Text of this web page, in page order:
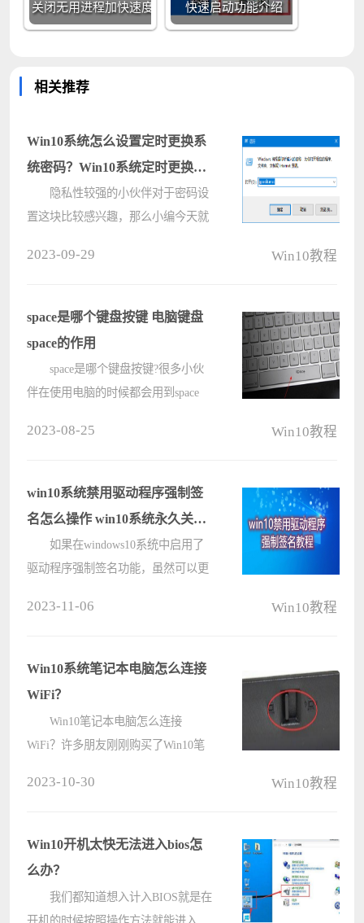
关闭无用进程加快速度 快速启动功能介绍
相关推荐
Win10系统怎么设置定时更换系
统密码？Win10系统定时更换密
码设置方法
隐私性较强的小伙伴对于密码设
置这块比较感兴趣，那么小编今天就
1、我们需要按win+R打开运行，之
2023-09-29 Win10教程
space是哪个键盘按键 电脑键盘
space的作用
space是哪个键盘按键?很多小伙
伴在使用电脑的时候都会用到space
脑键盘space的具体位置以及作用，感
兴????
2023-08-25 Win10教程
win10系统禁用驱动程序强制签
名怎么操作 win10系统永久关闭
系统强制签名教程
如果在windows10系统中启用了
驱动程序强制签名功能，虽然可以更
作。简单地说，只需使用组策略就可
以永久????
2023-11-06 Win10教程
Win10系统笔记本电脑怎么连接
WiFi？
Win10笔记本电脑怎么连接
WiFi？许多朋友刚刚购买了Win10笔
大家按照下面的方法进行操作。
操作方????
2023-10-30 Win10教程
Win10开机太快无法进入bios怎
么办？
我们都知道想入计入BIOS就是在
开机的时候按照操作方法就能进入